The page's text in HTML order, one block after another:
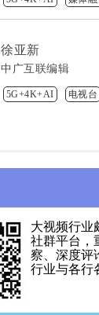
徐亚新
中广互联编辑
5G+4K+AI 电视台
大视频行业
社群平台，
察、深度评
行业与各行